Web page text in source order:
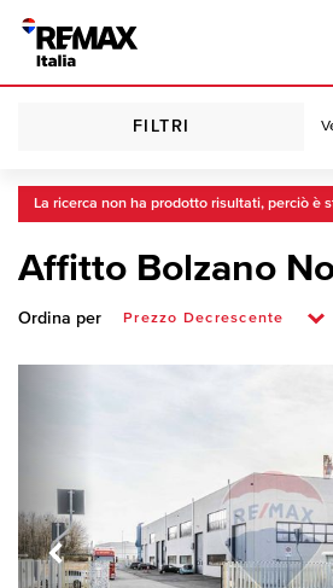
FILTRI
La ricerca non ha prodotto risultati, perciò è
Affitto Bolzano
Ordina per